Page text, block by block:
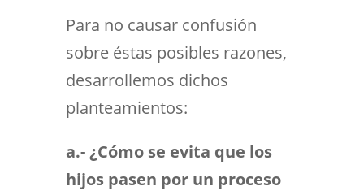
Para no causar confusión
sobre éstas posibles razones,
desarrollemos dichos
planteamientos:
a.-¿Cómo se evita que los
hijos pasen por un proceso